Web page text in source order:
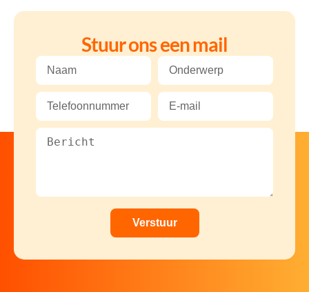
Stuur ons een mail